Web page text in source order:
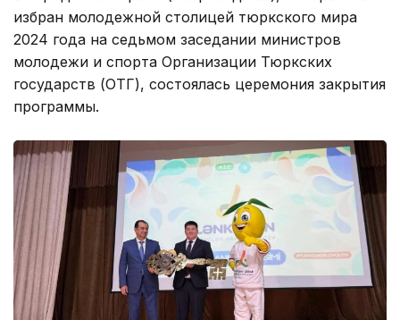
избран молодежной столицей тюркского мира
2024 года на седьмом заседании министров
молодежи и спорта Организации Тюркских
государств (ОТГ), состоялась церемония закрытия
программы.